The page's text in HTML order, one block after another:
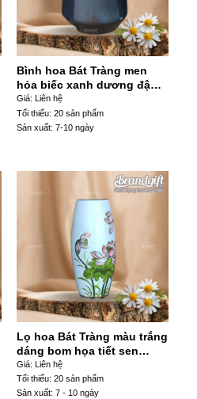
Bình hoa Bát Tràng men
hỏa biếc xanh dương đậm
dáng giỏ cua LHGS-12
Giá: Liên hệ
Tối thiểu: 20 sản phẩm
Sản xuất: 7-10 ngày
Lọ hoa Bát Tràng màu trắng
dáng bom họa tiết sen
hồng lá xanh vẽ tay LHGS-
88
Giá: Liên hệ
Tối thiểu: 20 sản phẩm
Sản xuất: 7 - 10 ngày